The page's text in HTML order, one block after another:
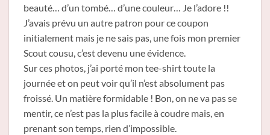
beauté… d’un tombé… d’une couleur… Je l’adore !!
J’avais prévu un autre patron pour ce coupon
initialement mais je ne sais pas, une fois mon premier
Scout cousu, c’est devenu une évidence.
Sur ces photos, j’ai porté mon tee-shirt toute la
journée et on peut voir qu’il n’est absolument pas
froissé. Un matière formidable ! Bon, on ne va pas se
mentir, ce n’est pas la plus facile à coudre mais, en
prenant son temps, rien d’impossible.